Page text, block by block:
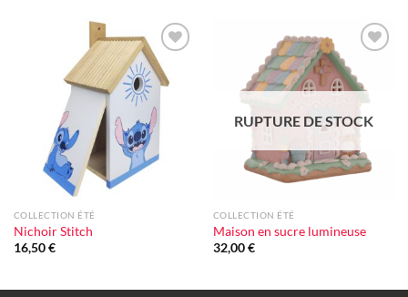
Ajouter
à la liste
d'envie
COLLECTION ÉTÉ
Nichoir Stitch
16,50€
à la liste
d'envie
RUPTURE DE STOCK
COLLECTION ÉTÉ
Maison en sucre lumineuse
32,00€